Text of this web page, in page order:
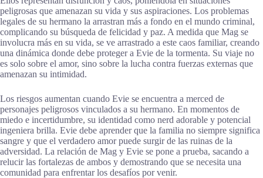
peligrosas que amenazan su vida y sus aspiraciones. Los problemas
legales de su hermano la arrastran más a fondo en el mundo criminal,
complicando su búsqueda de felicidad y paz. A medida que Mag se
involucra más en su vida, se ve arrastrado a este caos familiar, creando
una dinámica donde debe proteger a Evie de la tormenta. Su viaje no
es solo sobre el amor, sino sobre la lucha contra fuerzas externas que
amenazan su intimidad.
Los riesgos aumentan cuando Evie se encuentra a merced de
personajes peligrosos vinculados a su hermano. En momentos de
miedo e incertidumbre, su identidad como nerd adorable y potencial
ingeniera brilla. Evie debe aprender que la familia no siempre significa
sangre y que el verdadero amor puede surgir de las ruinas de la
adversidad. La relación de Mag y Evie se pone a prueba, sacando a
relucir las fortalezas de ambos y demostrando que se necesita una
comunidad para enfrentar los desafíos por venir.